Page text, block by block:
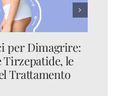
per Dimagrire:
Tirzepatide, le
Trattamento